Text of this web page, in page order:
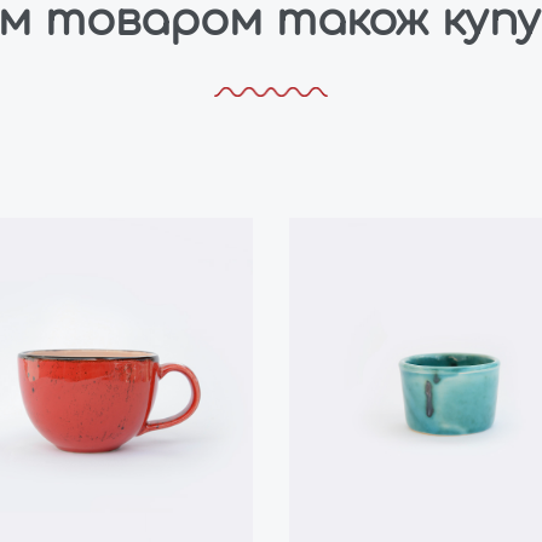
товаром також